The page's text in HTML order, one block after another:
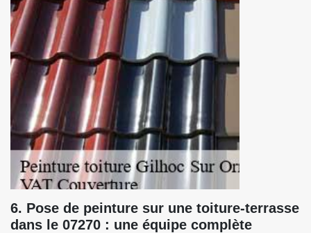
6. Pose de peinture sur une toiture-terrasse
dans le 07270 : une équipe complète